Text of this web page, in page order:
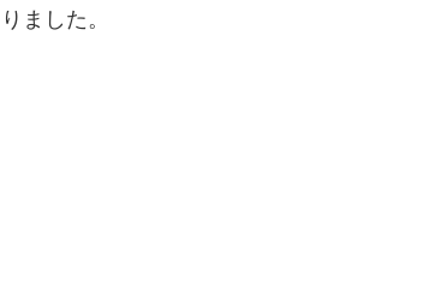
りました。